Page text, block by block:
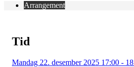
Arrangement
Tid
Mandag 22. desember 2025 17:00 -